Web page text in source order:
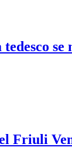
Friuli